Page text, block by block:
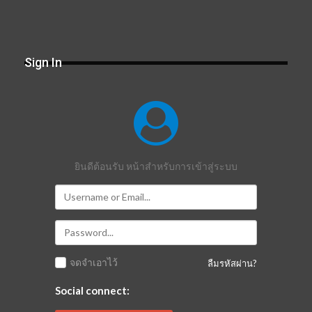
Sign In
ยินดีต้อนรับ หน้าสำหรับการเข้าสู่ระบบ
ลืมรหัสผ่าน?
จดจำเอาไว้
Social connect: